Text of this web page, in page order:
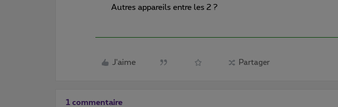
Autres appareils entre les 2 ?​​
J'aime Partager
1 commentaire